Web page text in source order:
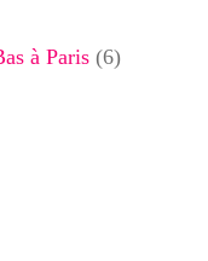
à Paris (6)